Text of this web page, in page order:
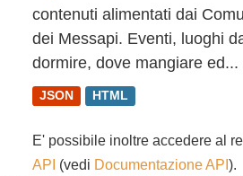
contenuti alimentati dai
dei Messapi. Eventi, luoghi
dormire, dove mangiare ed...
JSON HTML
E' possibile inoltre accedere al
API (vedi Documentazione API ).